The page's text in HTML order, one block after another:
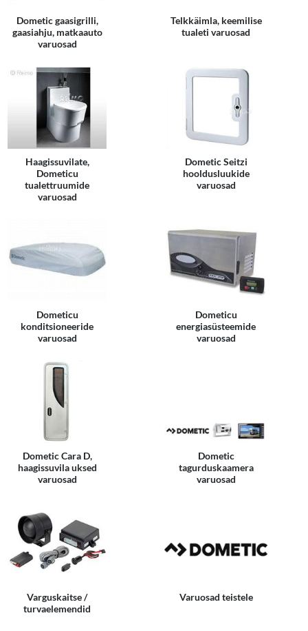
Dometic gaasigrilli,
gaasiahju, matkaauto
varuosad
Telkkäimla, keemilise
tualeti varuosad
Haagissuvilate,
Dometicu
tualettruumide
varuosad
Dometic Seitzi
hooldusluukide
varuosad
Dometicu
konditsioneeride
varuosad
Dometicu
energiasüsteemide
varuosad
Dometic Cara D,
haagissuvila uksed
varuosad
Dometic
tagurduskaamera
varuosad
Varguskaitse /
turvaelemendid
Varuosad teistele